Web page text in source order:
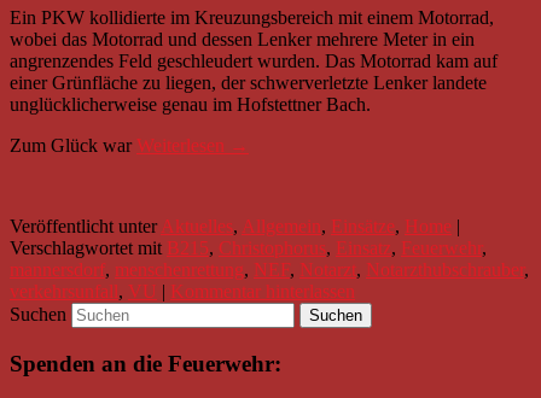
Ein PKW kollidierte im Kreuzungsbereich mit einem Motorrad,
wobei das Motorrad und dessen Lenker mehrere Meter in ein
angrenzendes Feld geschleudert wurden. Das Motorrad kam auf
einer Grünfläche zu liegen, der schwerverletzte Lenker landete
unglücklicherweise genau im Hofstettner Bach.
Zum Glück warWeiterlesen →
Veröffentlicht unter Aktuelles, Allgemein, Einsätze, Home |
Verschlagwortet mit B215, Christophorus, Einsatz, Feuerwehr,
mannersdorf, menschenrettung, NEF, Notarzt, Notarzthubschrauber,
verkehrsunfall, VU | Kommentar hinterlassen
Suchen
Spenden an die Feuerwehr: